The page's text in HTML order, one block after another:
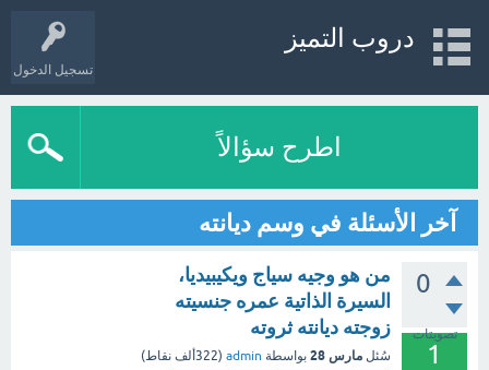
تسجيل الدخول
دروب التميز
اطرح سؤالاً
آخر الأسئلة في وسم ديانته
0
تصويتات
1
من هو وجيه سياج ويكيبيديا،
السيرة الذاتية عمره جنسيته
زوجته ديانته ثروته
سُئل مارس 28 بواسطة admin
(322ألف نقاط)